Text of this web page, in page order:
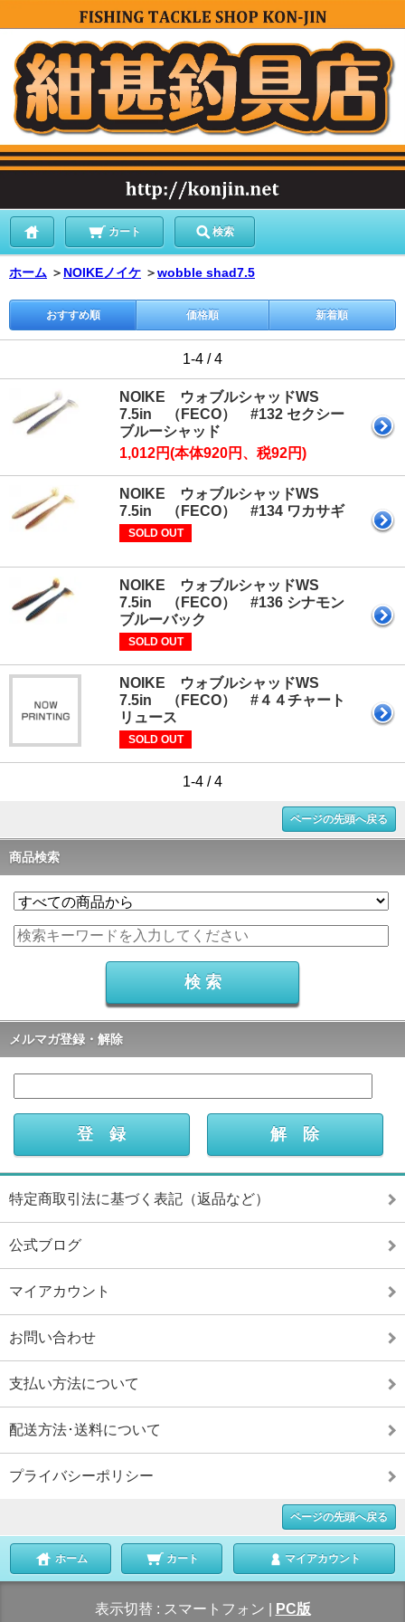
カート 検索
ホーム ＞ NOIKEノイケ ＞wobble shad7.5
おすすめ順 価格順 新着順
1-4 / 4
NOIKE ウォブルシャッドWS
7.5in （FECO） #132 セクシー
ブルーシャッド
1,012円(本体920円、税92円)
NOIKE ウォブルシャッドWS
7.5in （FECO） #134 ワカサギ
SOLD OUT
NOIKE ウォブルシャッドWS
7.5in （FECO） #136 シナモン
ブルーバック
SOLD OUT
NOIKE ウォブルシャッドWS
7.5in （FECO） #４４チャート
リュース
SOLD OUT
1-4 / 4
ページの先頭へ戻る
商品検索
メルマガ登録・解除
特定商取引法に基づく表記（返品など）
公式ブログ
マイアカウント
お問い合わせ
支払い方法について
配送方法･送料について
プライバシーポリシー
ページの先頭へ戻る
ホーム カート マイアカウント
表示切替 : スマートフォン PC版